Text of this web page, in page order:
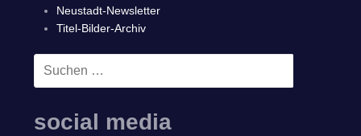
Neustadt-Newsletter
Titel-Bilder-Archiv
Suchen
social media